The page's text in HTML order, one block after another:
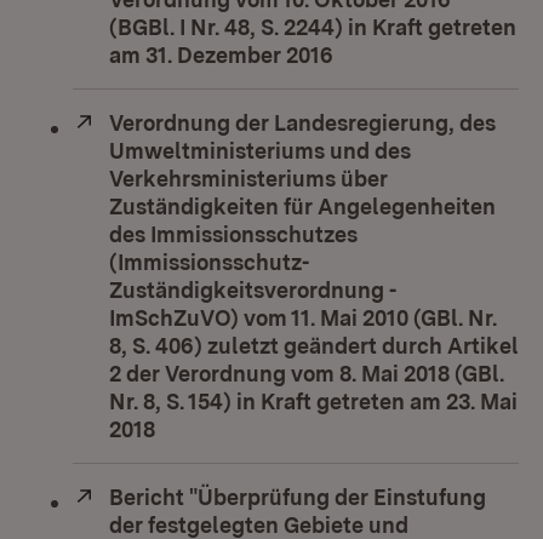
(BGBl. I Nr. 48, S. 2244) in Kraft getreten
am 31. Dezember 2016
Extern:
Verordnung der Landesregierung, des
Umweltministeriums und des
Verkehrsministeriums über
Zuständigkeiten für Angelegenheiten
des Immissionsschutzes
(Immissionsschutz-
Zuständigkeitsverordnung -
ImSchZuVO) vom 11. Mai 2010 (GBl. Nr.
8, S. 406) zuletzt geändert durch Artikel
2 der Verordnung vom 8. Mai 2018 (GBl.
Nr. 8, S. 154) in Kraft getreten am 23. Mai
2018
Extern:
Bericht "Überprüfung der Einstufung
der festgelegten Gebiete und